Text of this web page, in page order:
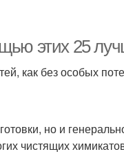
этих 25
как без особых
но и
чистящих